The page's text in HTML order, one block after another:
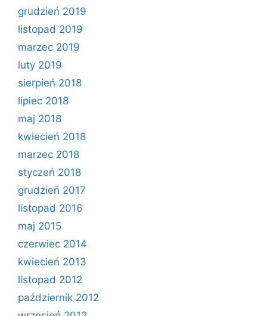
grudzień 2019
listopad 2019
marzec 2019
luty 2019
sierpień 2018
lipiec 2018
maj 2018
kwiecień 2018
marzec 2018
styczeń 2018
grudzień 2017
listopad 2016
maj 2015
czerwiec 2014
kwiecień 2013
listopad 2012
październik 2012